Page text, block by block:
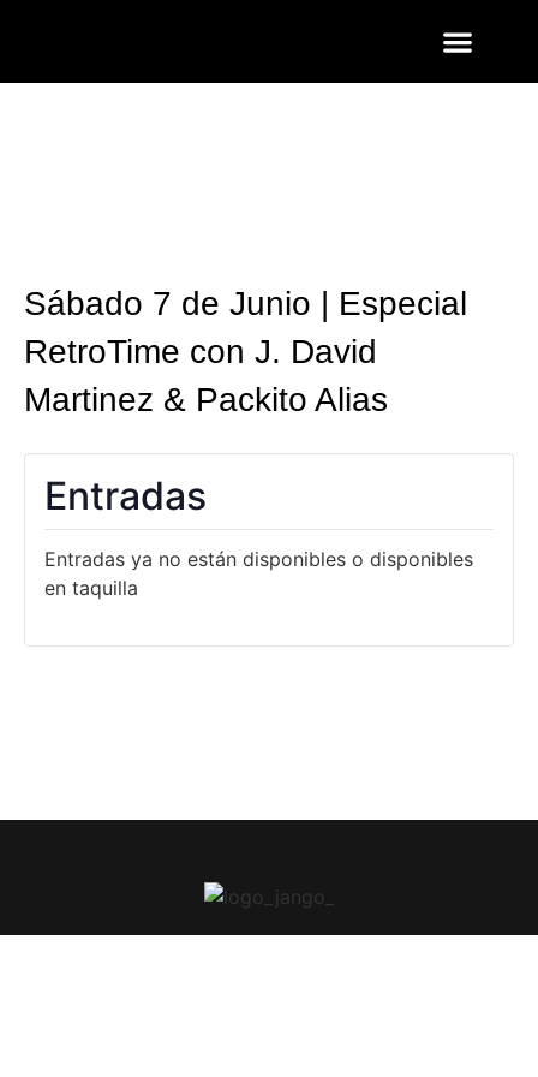
Sábado 7 de Junio | Especial
RetroTime con J. David
Martinez & Packito Alias
Entradas
Entradas ya no están disponibles o disponibles
en taquilla